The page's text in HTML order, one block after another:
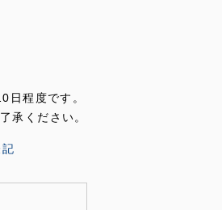
日程度です。
承ください。